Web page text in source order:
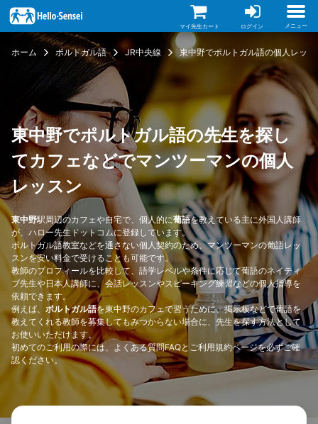
イ
ン
コ
マイ先生カート ログイン メニュー
ホーム ポルトガル語 JR中央線 東中野でポルトガル語の個人レッス
東中野でポルトガル語の先生を探し
てカフェなどでマンツーマンの個人
レッスン
東中野駅周辺のカフェや自宅で、個人的に葡語を教えている主に外国人講師
が、ハロー先生ドットコムに登録しています。
ポルトガル語教室などを通さない個人契約のため、マンツーマンの葡語レッ
スンを安い料金で受けることも可能です。
教師のプロフィールを比較して、語学レベルや条件に応じて葡語のネイティ
ブ先生や日本人講師に、会話レッスンやスピーキング練習などの個人指導を
依頼できます。
例えば、 ポルトガル語を東中野のカフェで習うために、掲示板などで葡語を
教えてくれる教師を募集してもみつからない場合に、先生を探す方法として
お使いいただけます。
初めてのご利用の際には、 よくある質問FAQと ご利用規約ページを必ずご確
認ください。